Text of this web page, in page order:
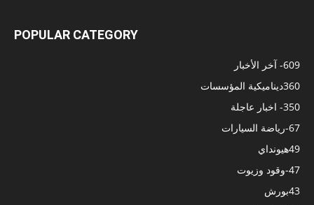
POPULAR CATEGORY
- آخر الأخبار609
ديناميكية المؤسسات360
- اخبار عاجلة350
-رياضة السيارات67
هيونداي49
-وقود وزيوت47
بورش43